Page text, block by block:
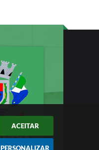
ACEITAR
PERSONALIZAR